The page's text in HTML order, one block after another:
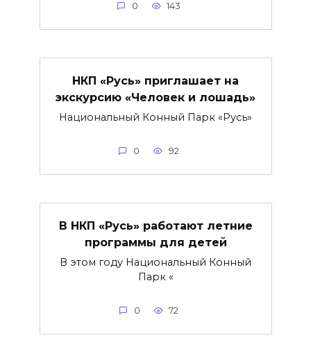
0 143
НКП «Русь» приглашает на
экскурсию «Человек и лошадь»
Национальный Конный Парк «Русь»
0 92
В НКП «Русь» работают летние
программы для детей
В этом году Национальный Конный
Парк «
0 72